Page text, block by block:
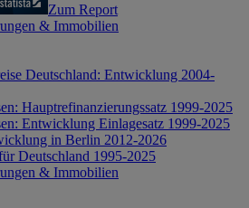
Zum Report
& Immobilien
Deutschland: Entwicklung 2004-
Hauptrefinanzierungssatz 1999-2025
Entwicklung Einlagesatz 1999-2025
in Berlin 2012-2026
Deutschland 1995-2025
& Immobilien